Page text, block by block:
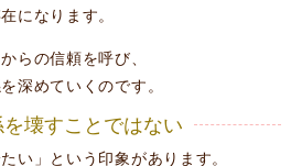
になります。
らの信頼を呼び、
深めていくのです。
壊すことではない
い」という印象があります。